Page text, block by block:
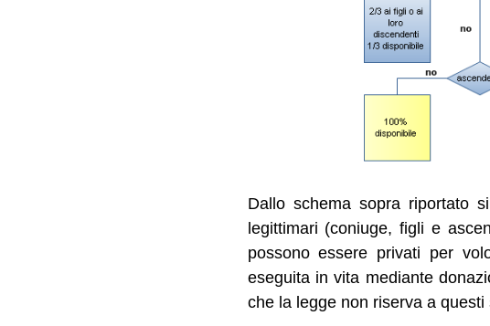
Dallo schema sopra riportato
legittimari (coniuge, figli e
possono essere privati per
eseguita in vita mediante
che la legge non riserva a